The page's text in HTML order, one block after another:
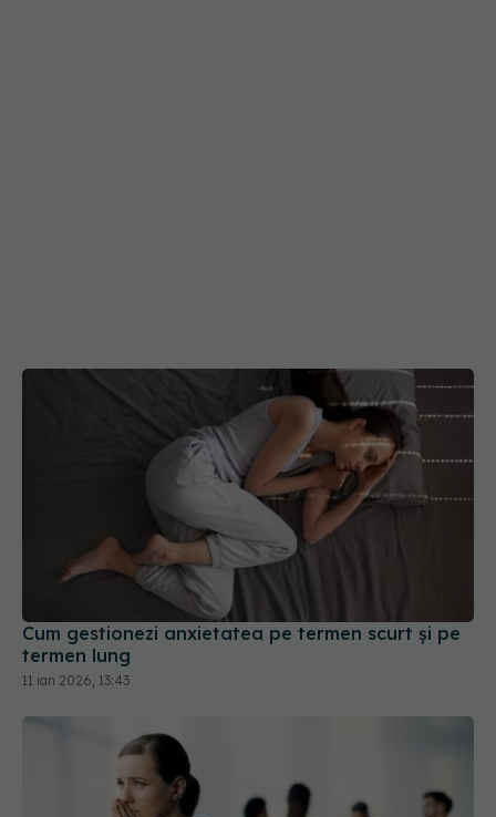
Cum gestionezi anxietatea pe termen scurt și pe
termen lung
11 ian 2026, 13:43